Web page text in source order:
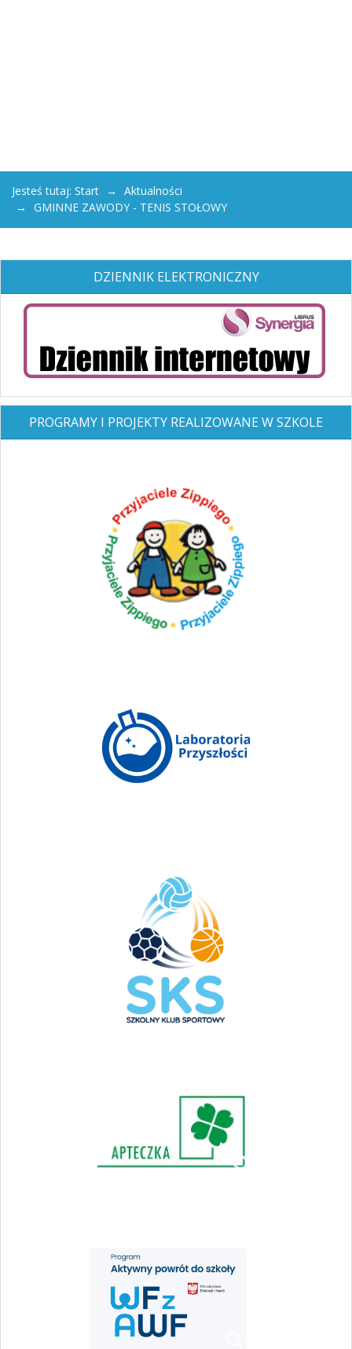
Jesteś tutaj: Start
Aktualności
GMINNE ZAWODY - TENIS STOŁOWY
DZIENNIK ELEKTRONICZNY
PROGRAMY I PROJEKTY REALIZOWANE W SZKOLE